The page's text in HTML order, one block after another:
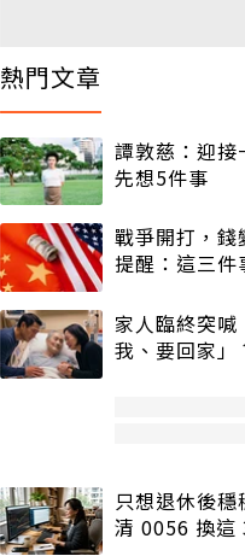
熱門文章
譚敦慈：迎接
先想5件事
戰爭開打，錢
提醒：這三件
家人臨終突喊
我、要回家」
只想退休後
清 0056 換這